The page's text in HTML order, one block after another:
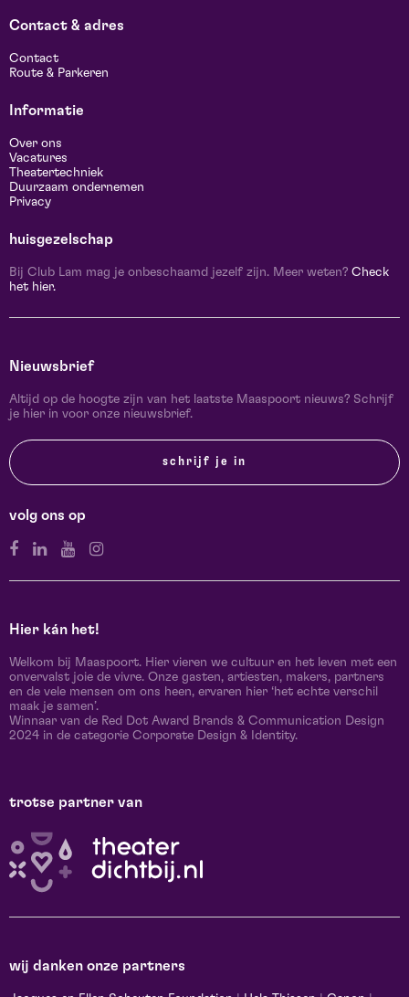
Contact & adres
Contact
Route & Parkeren
Informatie
Over ons
Vacatures
Theatertechniek
Duurzaam ondernemen
Privacy
huisgezelschap
Bij Club Lam mag je onbeschaamd jezelf zijn. Meer weten? Check
het hier.
Nieuwsbrief
Altijd op de hoogte zijn van het laatste Maaspoort nieuws? Schrijf
je hier in voor onze nieuwsbrief.
schrijf je in
volg ons op
Hier kán het!
Welkom bij Maaspoort. Hier vieren we cultuur en het leven met een
onvervalst joie de vivre. Onze gasten, artiesten, makers, partners
en de vele mensen om ons heen, ervaren hier ‘het echte verschil
maak je samen’.
Winnaar van de Red Dot Award Brands & Communication Design
2024 in de categorie Corporate Design & Identity.
trotse partner van
wij danken onze partners